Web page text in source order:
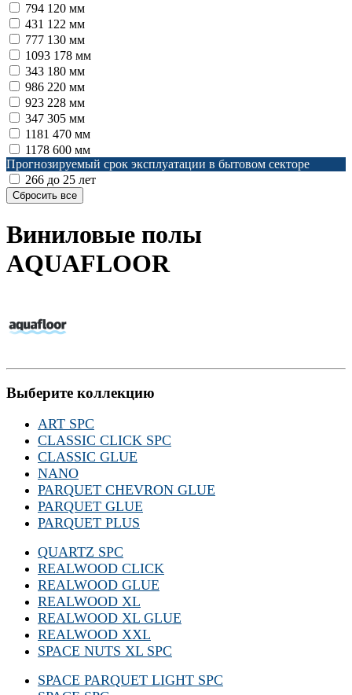
794 120 мм
431 122 мм
777 130 мм
1093 178 мм
343 180 мм
986 220 мм
923 228 мм
347 305 мм
1181 470 мм
1178 600 мм
Прогнозируемый срок эксплуатации в бытовом секторе
266 до 25 лет
Виниловые полы
AQUAFLOOR
Выберите коллекцию
ART SPC
CLASSIC CLICK SPC
CLASSIC GLUE
NANO
PARQUET CHEVRON GLUE
PARQUET GLUE
PARQUET PLUS
QUARTZ SPC
REALWOOD CLICK
REALWOOD GLUE
REALWOOD XL
REALWOOD XL GLUE
REALWOOD XXL
SPACE NUTS XL SPC
SPACE PARQUET LIGHT SPC